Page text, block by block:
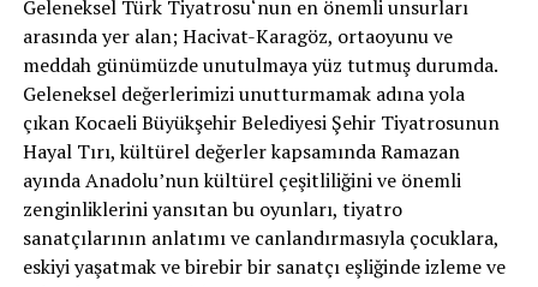
Geleneksel Türk Tiyatrosu‘nun en önemli unsurları
arasında yer alan; Hacivat-Karagöz, ortaoyunu ve
meddah günümüzde unutulmaya yüz tutmuş durumda.
Geleneksel değerlerimizi unutturmamak adına yola
çıkan Kocaeli Büyükşehir Belediyesi Şehir Tiyatrosunun
Hayal Tırı, kültürel değerler kapsamında Ramazan
ayında Anadolu’nun kültürel çeşitliliğini ve önemli
zenginliklerini yansıtan bu oyunları, tiyatro
sanatçılarının anlatımı ve canlandırmasıyla çocuklara,
eskiyi yaşatmak ve birebir bir sanatçı eşliğinde izleme ve